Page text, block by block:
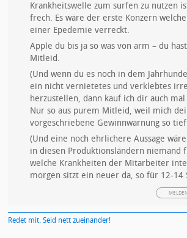
Krankheitswelle zum surfen zu nutzen
frech. Es wäre der erste Konzern
einer Epedemie verreckt.
Apple du bis ja so was von arm – du
Mitleid.
(Und wenn du es noch in dem
ein nicht vernietetes und verklebtes
herzustellen, dann kauf ich dir auch
Nur so aus purem Mitleid, weil mich
vorgeschriebene Gewinnwarnung so
(Und eine noch ehrlichere Aussage
in diesen Produktionsländern niemand
welche Krankheiten der Mitarbeiter
morgen sitzt ein neuer da, so für 12-14
MELDEN
Redet mit. Seid nett zueinander!